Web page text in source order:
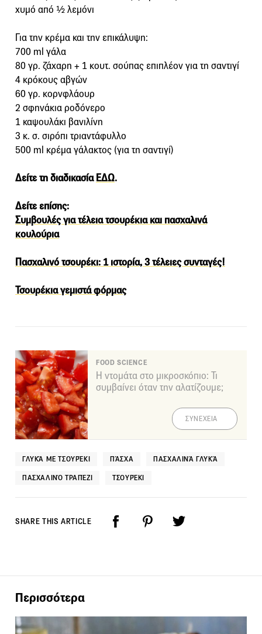
χυμό από ½ λεμόνι
Για την κρέμα και την επικάλυψη:
700 ml γάλα
80 γρ. ζάχαρη + 1 κουτ. σούπας επιπλέον για τη σαντιγί
4 κρόκους αβγών
60 γρ. κορνφλάουρ
2 σφηνάκια ροδόνερο
1 καψουλάκι βανιλίνη
3 κ. σ. σιρόπι τριαντάφυλλο
500 ml κρέμα γάλακτος (για τη σαντιγί)
Δείτε τη διαδικασίαΕΔΩ.
Δείτε επίσης:
Συμβουλές για τέλεια τσουρέκια και πασχαλινά
κουλούρια
Πασχαλινό τσουρέκι: 1 ιστορία, 3 τέλειες συνταγές!
Τσουρέκια γεμιστά φόρμας
FOOD SCIENCE
Η ντομάτα στο μικροσκόπιο: Τι
συμβαίνει όταν την αλατίζουμε;
ΣΥΝΕΧΕΙΑ
ΓΛΥΚΆ ΜΕ ΤΣΟΥΡΈΚΙ ΠΆΣΧΑ ΠΑΣΧΑΛΙΝΆ ΓΛΥΚΆ
ΠΑΣΧΑΛΙΝΌ ΤΡΑΠΈΖΙ ΤΣΟΥΡΈΚΙ
SHARE THIS ARTICLE
Περισσότερα